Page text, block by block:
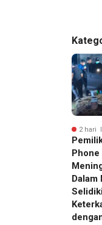
2 hari
Phone
Dalam